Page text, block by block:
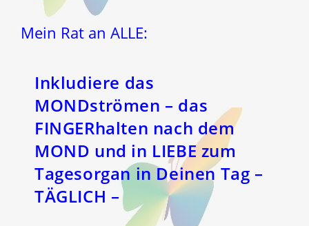
Mein Rat an ALLE:
Inkludiere das
MONDströmen – das
FINGERhalten nach dem
MOND und in LIEBE zum
Tagesorgan in Deinen Tag –
TÄGLICH –